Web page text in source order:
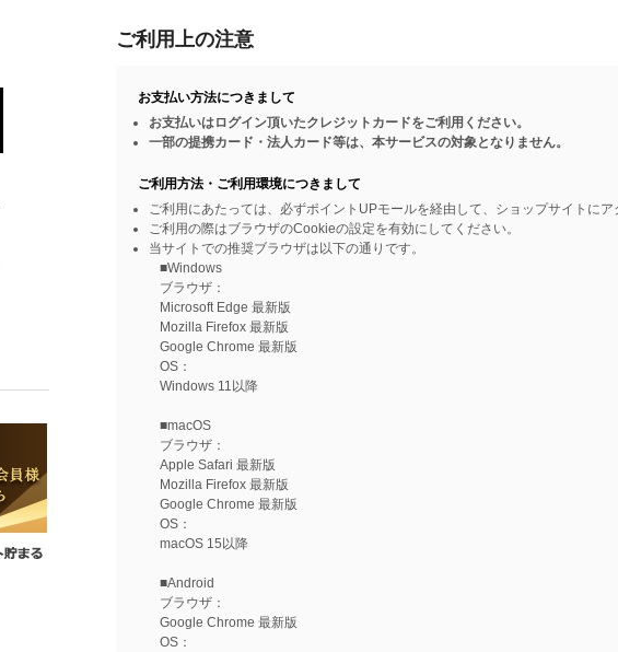
ご利用上の注意
お支払い方法につきまして
お支払いはログイン頂いたクレジットカードをご利用ください。
一部の提携カード・法人カード等は、本サービスの対象となりません。
ご利用方法・ご利用環境につきまして
ご利用にあたっては、必ずポイントUPモールを経由して、ショップサイトにア
ご利用の際はブラウザのCookieの設定を有効にしてください。
当サイトでの推奨ブラウザは以下の通りです。
■Windows
ブラウザ：
Microsoft Edge 最新版
Mozilla Firefox 最新版
Google Chrome 最新版
OS：
Windows 11以降
■macOS
ブラウザ：
Apple Safari 最新版
Mozilla Firefox 最新版
Google Chrome 最新版
OS：
macOS 15以降
■Android
ブラウザ：
Google Chrome 最新版
OS：